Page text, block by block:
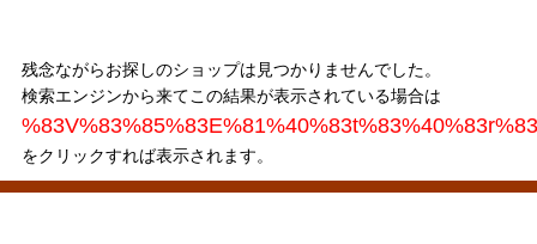
残念ながらお探しのショップは見つかりませんでした。
検索エンジンから来てこの結果が表示されている場合は
をクリックすれば表示されます。